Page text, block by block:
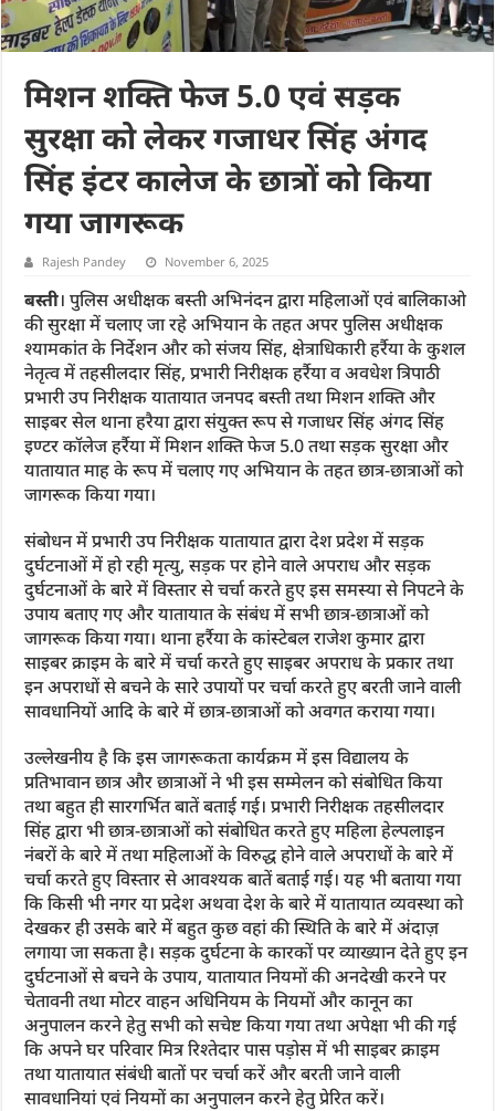
मिशन शक्ति फेज 5.0 एवं सड़क
सुरक्षा को लेकर गजाधर सिंह अंगद
सिंह इंटर कालेज के छात्रों को किया
गया जागरूक
Rajesh Pandey November 6, 2025
बस्ती। पुलिस अधीक्षक बस्ती अभिनंदन द्वारा महिलाओं एवं बालिकाओ
की सुरक्षा में चलाए जा रहे अभियान के तहत अपर पुलिस अधीक्षक
श्यामकांत के निर्देशन और को संजय सिंह, क्षेत्राधिकारी हर्रैया के कुशल
नेतृत्व में तहसीलदार सिंह, प्रभारी निरीक्षक हर्रैया व अवधेश त्रिपाठी
प्रभारी उप निरीक्षक यातायात जनपद बस्ती तथा मिशन शक्ति और
साइबर सेल थाना हरैया द्वारा संयुक्त रूप से गजाधर सिंह अंगद सिंह
इण्टर कॉलेज हर्रैया में मिशन शक्ति फेज 5.0 तथा सड़क सुरक्षा और
यातायात माह के रूप में चलाए गए अभियान के तहत छात्र-छात्राओं को
जागरूक किया गया।
संबोधन में प्रभारी उप निरीक्षक यातायात द्वारा देश प्रदेश में सड़क
दुर्घटनाओं में हो रही मृत्यु, सड़क पर होने वाले अपराध और सड़क
दुर्घटनाओं के बारे में विस्तार से चर्चा करते हुए इस समस्या से निपटने के
उपाय बताए गए और यातायात के संबंध में सभी छात्र-छात्राओं को
जागरूक किया गया। थाना हर्रैया के कांस्टेबल राजेश कुमार द्वारा
साइबर क्राइम के बारे में चर्चा करते हुए साइबर अपराध के प्रकार तथा
इन अपराधों से बचने के सारे उपायों पर चर्चा करते हुए बरती जाने वाली
सावधानियों आदि के बारे में छात्र-छात्राओं को अवगत कराया गया।
उल्लेखनीय है कि इस जागरूकता कार्यक्रम में इस विद्यालय के
प्रतिभावान छात्र और छात्राओं ने भी इस सम्मेलन को संबोधित किया
तथा बहुत ही सारगर्भित बातें बताई गई। प्रभारी निरीक्षक तहसीलदार
सिंह द्वारा भी छात्र-छात्राओं को संबोधित करते हुए महिला हेल्पलाइन
नंबरों के बारे में तथा महिलाओं के विरुद्ध होने वाले अपराधों के बारे में
चर्चा करते हुए विस्तार से आवश्यक बातें बताई गई। यह भी बताया गया
कि किसी भी नगर या प्रदेश अथवा देश के बारे में यातायात व्यवस्था को
देखकर ही उसके बारे में बहुत कुछ वहां की स्थिति के बारे में अंदाज़
लगाया जा सकता है। सड़क दुर्घटना के कारकों पर व्याख्यान देते हुए इन
दुर्घटनाओं से बचने के उपाय, यातायात नियमों की अनदेखी करने पर
चेतावनी तथा मोटर वाहन अधिनियम के नियमों और कानून का
अनुपालन करने हेतु सभी को सचेष्ट किया गया तथा अपेक्षा भी की गई
कि अपने घर परिवार मित्र रिश्तेदार पास पड़ोस में भी साइबर क्राइम
तथा यातायात संबंधी बातों पर चर्चा करें और बरती जाने वाली
सावधानियां एवं नियमों का अनुपालन करने हेतु प्रेरित करें।